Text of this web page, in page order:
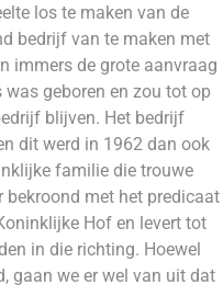
los te maken van de
bedrijf van te maken met
immers de grote aanvraag
geboren en zou tot op
blijven. Het bedrijf
dit werd in 1962 dan ook
familie die trouwe
met het predicaat
Hof en levert tot
in die richting. Hoewel
gaan we er wel van uit dat